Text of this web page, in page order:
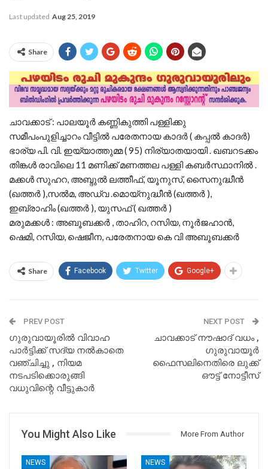
Last updated Aug 25, 2019
Share
ചാവക്കാട് : പാലയൂർ കണ്ണികുത്തി പള്ളിക്കു
സമീപംപുളിച്ചാറം വീട്ടിൽ പരേതനായ കാദർ ( കപ്പൽ കാദർ)
ഭാര്യ പി. വി. ഇയ്യാത്തുമ്മ ( 95) നിര്യാതയായി . ഖബറടക്കം
തിങ്കൾ രാവിലെ 11 മണിക്ക് മണത്തല പള്ളി കബർസ്ഥാനിൽ .
മക്കൾ സുഹറ, അബ്ദുൽ ലത്തീഫ്, യൂനുസ്, സൈനുദ്ധീൻ
(ഖത്തർ ),സൽമ, അഡ്വ .മൊയ്‌നുദ്ധീൻ (ഖത്തർ ),
ഇബ്രാഹിം (ഖത്തർ ), യുസഫ് ( ഖത്തർ )
മരുമക്കൾ : അബൂബക്കർ , താഹിറ, റസിയ, നൂർജഹാൻ,
ഷെമി, റസിയ, ഷെജീന, പരേതനായ കെ വി അബൂബക്കർ
Share Facebook Twitter Google+
PREV POST
ഗുരുവായൂരിൽ വിവാഹ
പാർട്ടിക്ക് സദ്യ നൽകാതെ
വഞ്ചിച്ചു , നിയമ
നടപടിക്കൊരുങ്ങി
വധുവിന്റെ വീട്ടുകാർ
NEXT POST
ചാവക്കാട് നൗഷാദ് വധം ,
ഗുരുവായൂർ
ഫൈസലിനെതിരെ ലുക്ക്
ഔട്ട് നോട്ടീസ്
You Might Also Like More From Author
NEWS NEWS